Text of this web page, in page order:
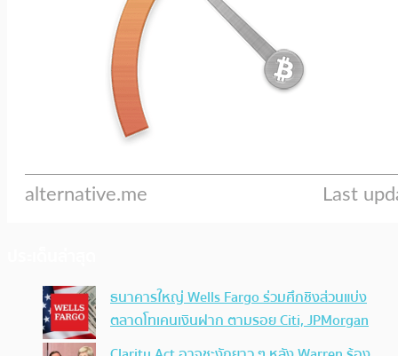
ธนาคารใหญ่ Wells Fargo ร่วมศึกชิงส่วนแบ่ง
ตลาดโทเคนเงินฝาก ตามรอย Citi, JPMorgan